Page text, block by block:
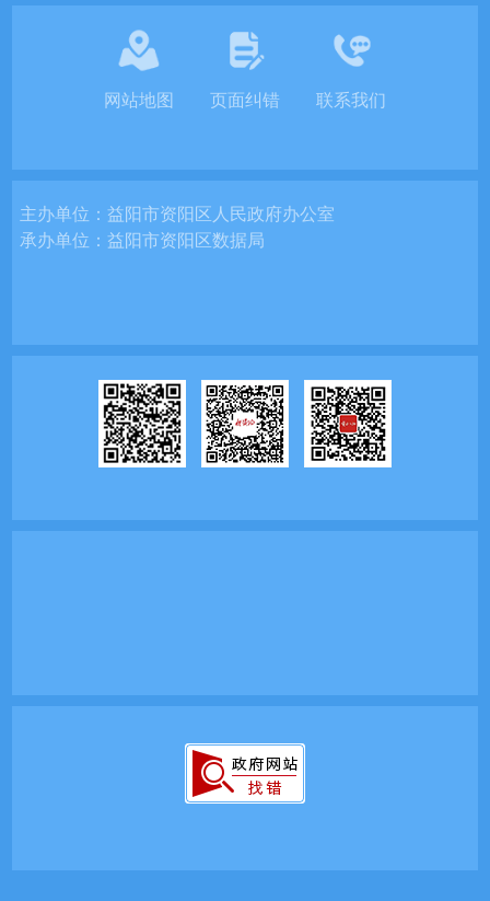
网站地图 页面纠错 联系我们
主办单位：益阳市资阳区人民政府办公室
承办单位：益阳市资阳区数据局